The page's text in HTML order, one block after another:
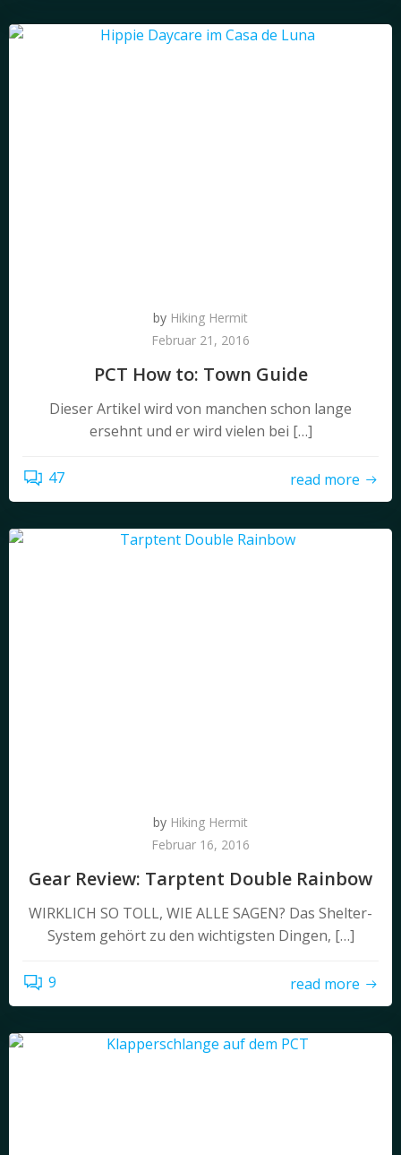
by Hiking Hermit
Februar 21, 2016
PCT How to: Town Guide
Dieser Artikel wird von manchen schon lange
ersehnt und er wird vielen bei […]
47 read more
by Hiking Hermit
Februar 16, 2016
Gear Review: Tarptent Double Rainbow
WIRKLICH SO TOLL, WIE ALLE SAGEN? Das Shelter-
System gehört zu den wichtigsten Dingen, […]
9 read more